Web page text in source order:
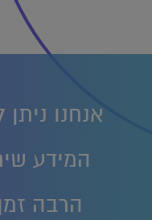
אנחנו
המידע
הרבה